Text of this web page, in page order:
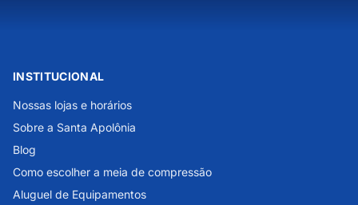
INSTITUCIONAL
Nossas lojas e horários
Sobre a Santa Apolônia
Blog
Como escolher a meia de compressão
Aluguel de Equipamentos